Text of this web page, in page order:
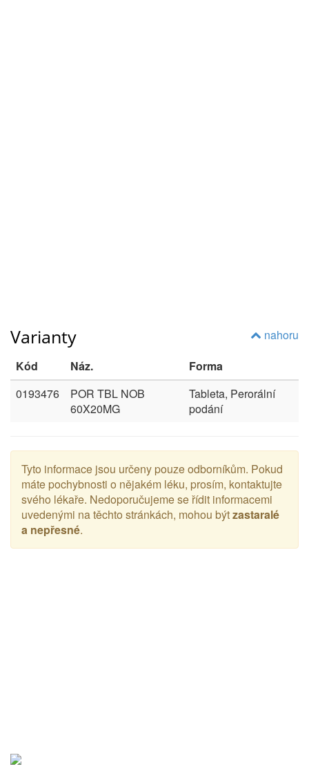
nahoru
Varianty
Kód Náz.
Forma
0193476
POR TBL NOB
60X20MG
Tableta, Perorální
podání
Tyto informace jsou určeny pouze odborníkům. Pokud
máte pochybnosti o nějakém léku, prosím, kontaktujte
svého lékaře. Nedoporučujeme se řídit informacemi
uvedenými na těchto stránkách, mohou býtzastaralé
a nepřesné.